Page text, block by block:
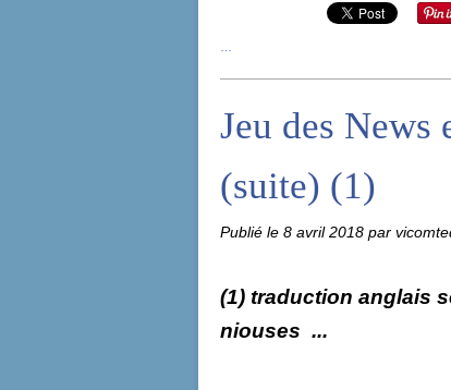
Jeu des News
(suite) (1)
Publié le 8 avril 2018 par
(1) traduction anglais
niouses ...